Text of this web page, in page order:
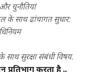
चुनौतियां
के साथ ढांचागत सुधार:
सुरक्षा संबंधी विषय.
करता है ..